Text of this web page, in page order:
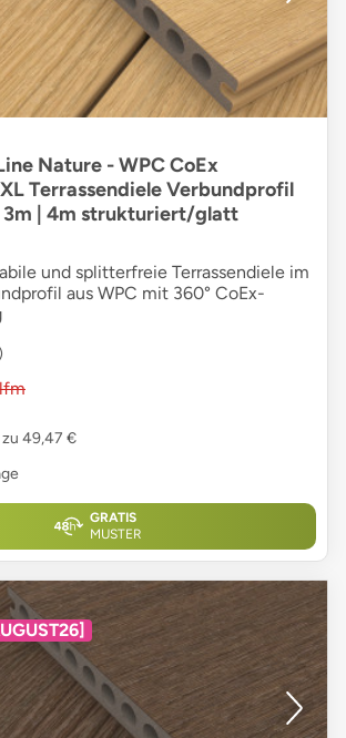
Nature - WPC CoEx
Terrassendiele Verbundprofil
3m | 4m strukturiert/glatt
und splitterfreie Terrassendiele im
aus WPC mit 360° CoEx-
zu 49,47 €
GRATIS
MUSTER